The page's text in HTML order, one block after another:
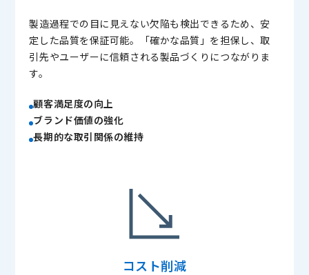
製造過程での目に見えない欠陥も検出できるため、安
定した品質を保証可能。「確かな品質」を担保し、取
引先やユーザーに信頼される製品づくりにつながりま
す。
顧客満足度の向上
ブランド価値の強化
長期的な取引関係の維持
コスト削減